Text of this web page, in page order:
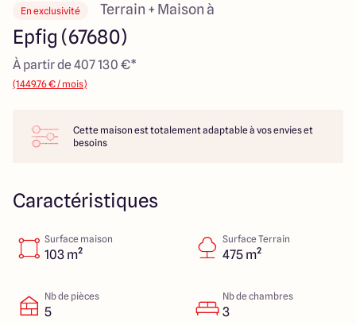
Votre projet
Qui sommes-nous
Maisons ARLOGIS Alsace
Sélestat
Strasbourg
En exclusivité Terrain + Maison à
Epfig (67680)
À partir de 407 130 €*
(1449.76 € / mois)
Cette maison est totalement adaptable à vos envies et
besoins
Caractéristiques
Surface maison
103 m²
Surface Terrain
475 m²
Nb de pièces
5
Nb de chambres
3